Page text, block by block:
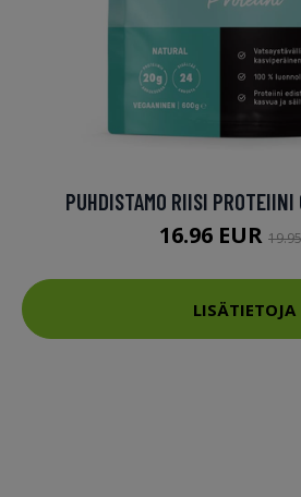
PUHDISTAMO RIISI
16.96 EUR
LISÄTIETOJA